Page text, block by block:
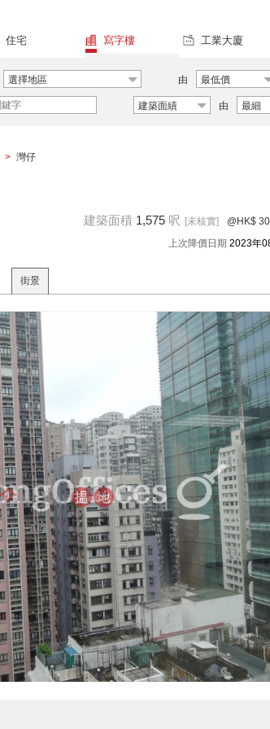
住宅 寫字樓 工業大廈
選擇地區 由 最低價
建築面績 由 最細
> 灣仔
建築面積 1,575 呎 [未核實] @HK$ 30
上次降價日期 2023年
街景